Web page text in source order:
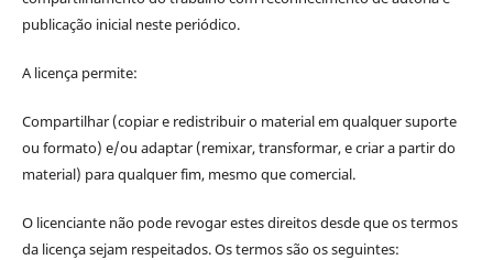
publicação inicial neste periódico.
A licença permite:
Compartilhar (copiar e redistribuir o material em qualquer suporte
ou formato) e/ou adaptar (remixar, transformar, e criar a partir do
material) para qualquer fim, mesmo que comercial.
O licenciante não pode revogar estes direitos desde que os termos
da licença sejam respeitados. Os termos são os seguintes: